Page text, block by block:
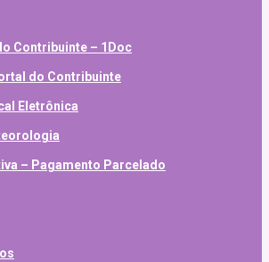
Contribuinte – 1Doc
do Contribuinte
Eletrônica
– Pagamento Parcelado